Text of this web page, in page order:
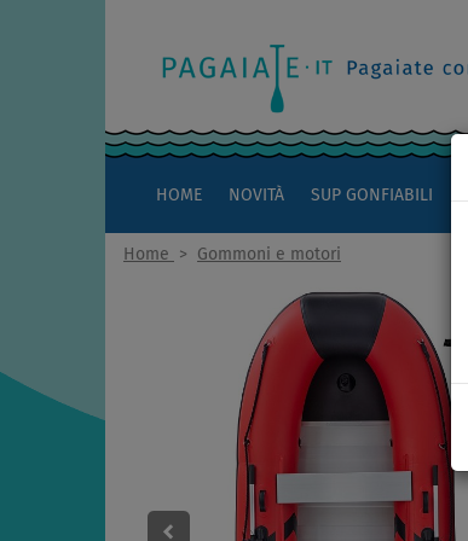
HOME NOVITÀ SUP GONFIABILI
Home > Gommoni e motori